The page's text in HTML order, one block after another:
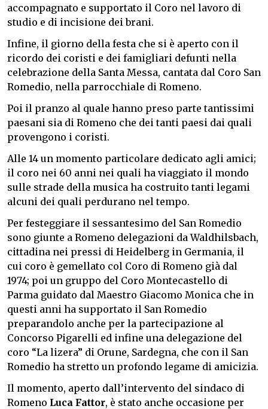
accompagnato e supportato il Coro nel lavoro di
studio e di incisione dei brani.
Infine, il giorno della festa che si è aperto con il
ricordo dei coristi e dei famigliari defunti nella
celebrazione della Santa Messa, cantata dal Coro San
Romedio, nella parrocchiale di Romeno.
Poi il pranzo al quale hanno preso parte tantissimi
paesani sia di Romeno che dei tanti paesi dai quali
provengono i coristi.
Alle 14 un momento particolare dedicato agli amici;
il coro nei 60 anni nei quali ha viaggiato il mondo
sulle strade della musica ha costruito tanti legami
alcuni dei quali perdurano nel tempo.
Per festeggiare il sessantesimo del San Romedio
sono giunte a Romeno delegazioni da Waldhilsbach,
cittadina nei pressi di Heidelberg in Germania, il
cui coro è gemellato col Coro di Romeno già dal
1974; poi un gruppo del Coro Montecastello di
Parma guidato dal Maestro Giacomo Monica che in
questi anni ha supportato il San Romedio
preparandolo anche per la partecipazione al
Concorso Pigarelli ed infine una delegazione del
coro “La lizera” di Orune, Sardegna, che con il San
Romedio ha stretto un profondo legame di amicizia.
Il momento, aperto dall’intervento del sindaco di
Romeno Luca Fattor, è stato anche occasione per